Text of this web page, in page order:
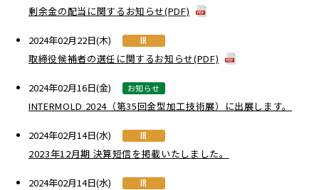
剰余金の配当に関するお知らせ(PDF)
2024年02月22日(木) IR
取締役候補者の選任に関するお知らせ(PDF)
2024年02月16日(金) お知らせ
INTERMOLD 2024（第35回金型加工技術展）に出展します。
2024年02月14日(水) IR
2023年12月期 決算短信を掲載いたしました。
2024年02月14日(水) IR